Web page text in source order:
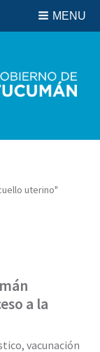
MENU
uterino"
a la
vacunación